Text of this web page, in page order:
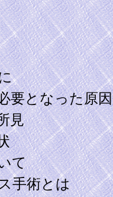
要となった原因
見
て
手術とは